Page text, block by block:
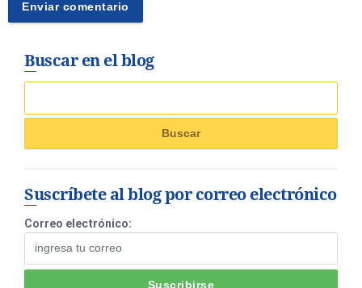
Buscar en el blog
Suscríbete al blog por correo electrónico
Correo electrónico: